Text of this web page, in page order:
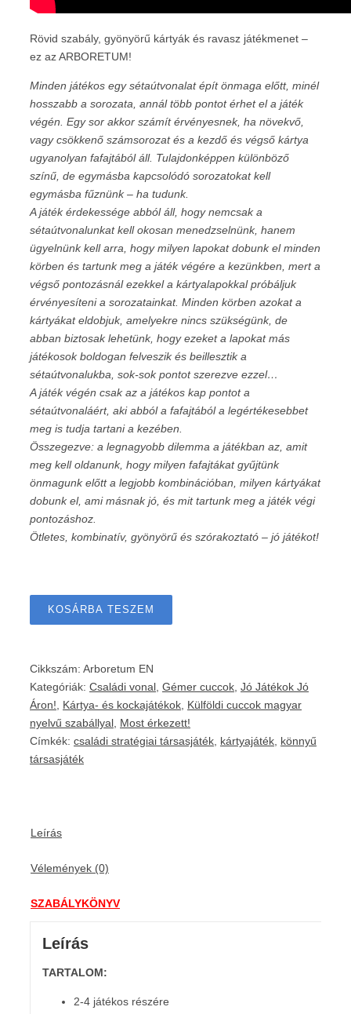
Rövid szabály, gyönyörű kártyák és ravasz játékmenet –
ez az ARBORETUM!
Minden játékos egy sétaútvonalat épít önmaga előtt, minél
hosszabb a sorozata, annál több pontot érhet el a játék
végén. Egy sor akkor számít érvényesnek, ha növekvő,
vagy csökkenő számsorozat és a kezdő és végső kártya
ugyanolyan fafajtából áll. Tulajdonképpen különböző
színű, de egymásba kapcsolódó sorozatokat kell
egymásba fűznünk – ha tudunk.
A játék érdekessége abból áll, hogy nemcsak a
sétaútvonalunkat kell okosan menedzselnünk, hanem
ügyelnünk kell arra, hogy milyen lapokat dobunk el minden
körben és tartunk meg a játék végére a kezünkben, mert a
végső pontozásnál ezekkel a kártyalapokkal próbáljuk
érvényesíteni a sorozatainkat. Minden körben azokat a
kártyákat eldobjuk, amelyekre nincs szükségünk, de
abban biztosak lehetünk, hogy ezeket a lapokat más
játékosok boldogan felveszik és beillesztik a
sétaútvonalukba, sok-sok pontot szerezve ezzel…
A játék végén csak az a játékos kap pontot a
sétaútvonaláért, aki abból a fafajtából a legértékesebbet
meg is tudja tartani a kezében.
Összegezve: a legnagyobb dilemma a játékban az, amit
meg kell oldanunk, hogy milyen fafajtákat gyűjtünk
önmagunk előtt a legjobb kombinációban, milyen kártyákat
dobunk el, ami másnak jó, és mit tartunk meg a játék végi
pontozáshoz.
Ötletes, kombinatív, gyönyörű és szórakoztató – jó játékot!
KOSÁRBA TESZEM
Cikkszám: Arboretum EN
Kategóriák: Családi vonal Gémer cuccok Jó Játékok Jó
Áron!
Kártya- és kockajátékok Külföldi cuccok magyar
nyelvű szabállyal Most érkezett!
Címkék: családi stratégiai társasjáték kártyajáték könnyű
társasjáték
Leírás
Vélemények (0)
SZABÁLYKÖNYV
Leírás
TARTALOM:
2-4 játékos részére